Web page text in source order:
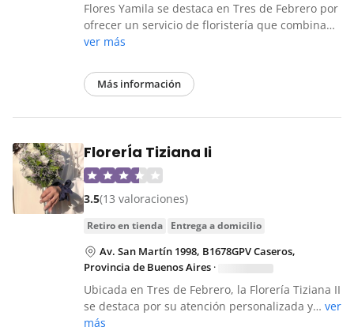
Flores Yamila se destaca en Tres de Febrero por
ofrecer un servicio de floristería que combina…
ver más
Más información
FlorerÍa Tiziana Ii
3.5(13 valoraciones)
retiro en tienda entrega a domicilio
Av. San Martín 1998, B1678GPV Caseros,
Provincia de Buenos Aires ·
Ubicada en Tres de Febrero, la Florería Tiziana II
se destaca por su atención personalizada y… ver
más